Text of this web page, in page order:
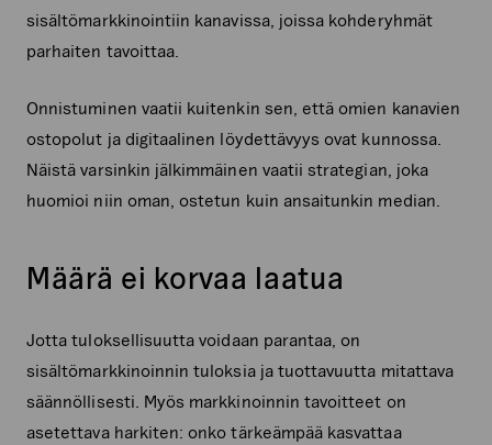
sisältömarkkinointiin kanavissa, joissa kohderyhmät
parhaiten tavoittaa.
Onnistuminen vaatii kuitenkin sen, että omien kanavien
ostopolut ja digitaalinen löydettävyys ovat kunnossa.
Näistä varsinkin jälkimmäinen vaatii strategian, joka
huomioi niin oman, ostetun kuin ansaitunkin median.
Määrä ei korvaa laatua
Jotta tuloksellisuutta voidaan parantaa, on
sisältömarkkinoinnin tuloksia ja tuottavuutta mitattava
säännöllisesti. Myös markkinoinnin tavoitteet on
asetettava harkiten: onko tärkeämpää kasvattaa